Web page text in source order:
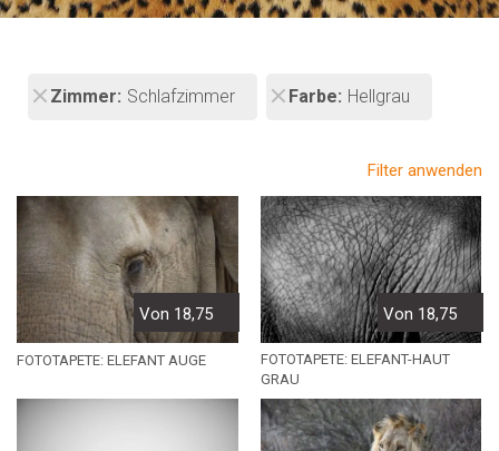
Zimmer Schlafzimmer Farbe Hellgrau
Filter anwenden
Von 18,75
FOTOTAPETE: ELEFANT AUGE
Von 18,75
FOTOTAPETE: ELEFANT-HAUT
GRAU